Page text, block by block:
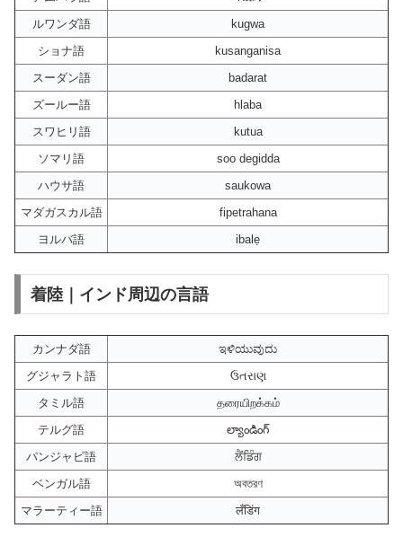
ルワンダ語
kugwa
ショナ語
kusanganisa
スーダン語
badarat
ズールー語
hlaba
スワヒリ語
kutua
ソマリ語
soo degidda
ハウサ語
saukowa
マダガスカル語
fipetrahana
ヨルバ語
ibalẹ
着陸｜インド周辺の言語
カンナダ語
ಇಳಿಯುವುದು
グジャラト語
ઉતરાણ
タミル語
தரையிறக்கம்
テルグ語
ల్యాండింగ్
パンジャビ語
ਲੈਂਡਿੰਗ
ベンガル語
অবতরণ
マラーティー語
लँडिंग